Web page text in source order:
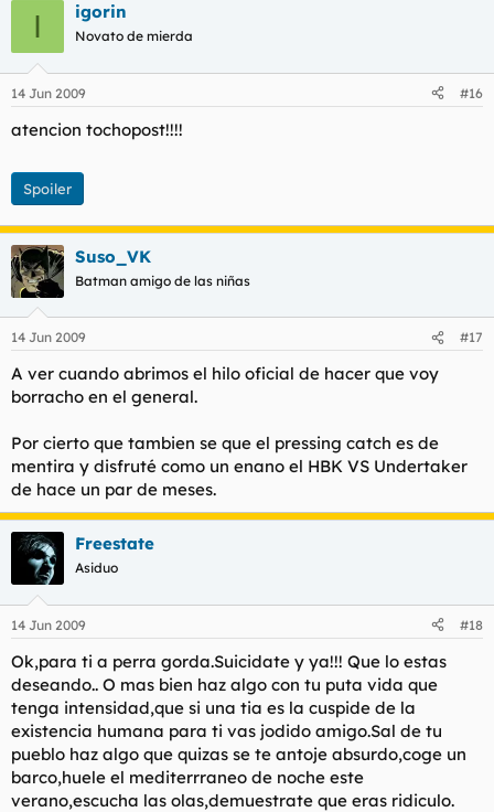
I igorin
Novato de mierda
14 Jun 2009 #16
atencion tochopost!!!!
Spoiler
Suso_VK
Batman amigo de las niñas
14 Jun 2009 #17
A ver cuando abrimos el hilo oficial de hacer que voy
borracho en el general.
Por cierto que tambien se que el pressing catch es de
mentira y disfruté como un enano el HBK VS Undertaker
de hace un par de meses.
Freestate
Asiduo
14 Jun 2009 #18
Ok,para ti a perra gorda.Suicidate y ya!!! Que lo estas
deseando.. O mas bien haz algo con tu puta vida que
tenga intensidad,que si una tia es la cuspide de la
existencia humana para ti vas jodido amigo.Sal de tu
pueblo haz algo que quizas se te antoje absurdo,coge un
barco,huele el mediterrraneo de noche este
verano,escucha las olas,demuestrate que eras ridiculo.